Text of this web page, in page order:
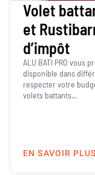
Volet
et
d’impôt
ALU BATI PRO vous
disponible dans
respecter votre
volets battants...
EN SAVOIR PLUS